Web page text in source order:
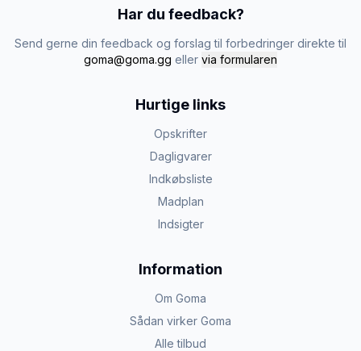
Har du feedback?
Send gerne din feedback og forslag til forbedringer direkte til
goma@goma.gg eller via formularen
Hurtige links
Opskrifter
Dagligvarer
Indkøbsliste
Madplan
Indsigter
Information
Om Goma
Sådan virker Goma
Alle tilbud